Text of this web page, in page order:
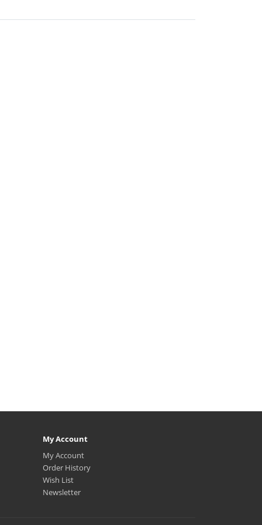
My Account
My Account
Order History
Wish List
Newsletter